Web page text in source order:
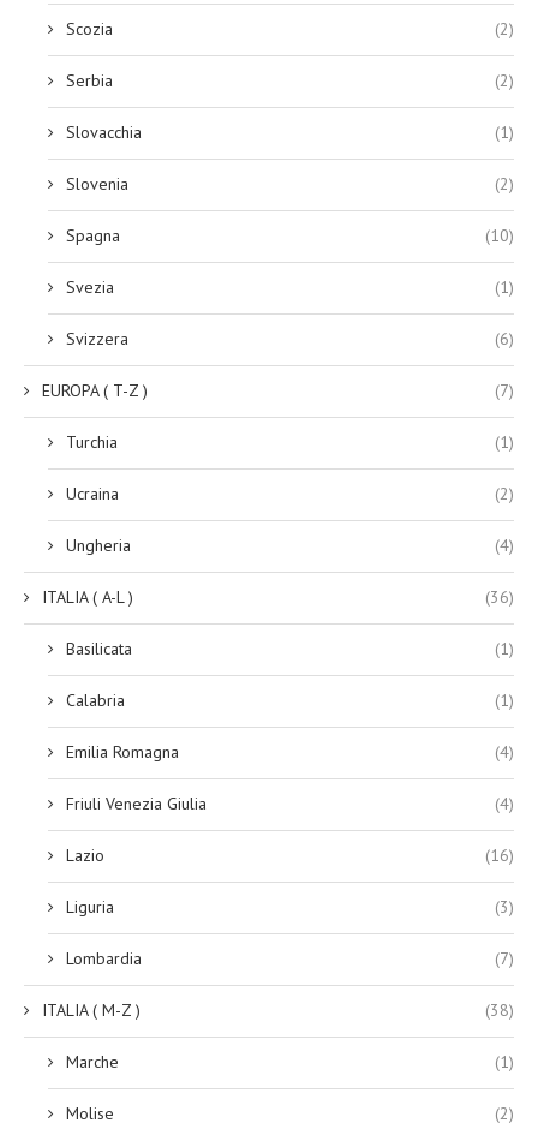
Scozia (2)
Serbia (2)
Slovacchia (1)
Slovenia (2)
Spagna (10)
Svezia (1)
Svizzera (6)
EUROPA ( T-Z ) (7)
Turchia (1)
Ucraina (2)
Ungheria (4)
ITALIA ( A-L ) (36)
Basilicata (1)
Calabria (1)
Emilia Romagna (4)
Friuli Venezia Giulia (4)
Lazio (16)
Liguria (3)
Lombardia (7)
ITALIA ( M-Z ) (38)
Marche (1)
Molise (2)